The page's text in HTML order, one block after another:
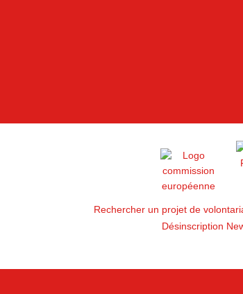
Rechercher un projet de
Désinscription